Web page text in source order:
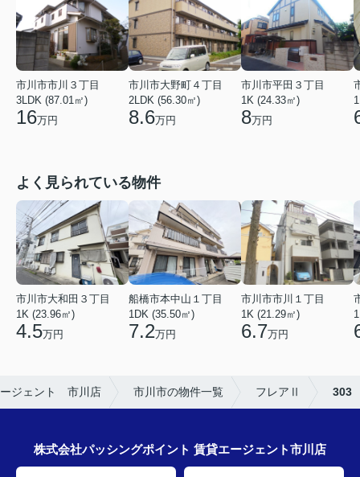
市川市市川３丁目
3LDK (87.01㎡)
16万円
市川市大野町４丁目
2LDK (56.30㎡)
8.6万円
市川市平田３丁目
1K (24.33㎡)
8万円
よく見られている物件
市川市大和田３丁目
1K (23.96㎡)
4.5万円
船橋市本中山１丁目
1DK (35.50㎡)
7.2万円
市川市市川１丁目
1K (21.29㎡)
6.7万円
ージェント 市川店 市川市の物件一覧 フレアⅡ 303
株式会社パッシングポイント 賃貸エージェント市川店